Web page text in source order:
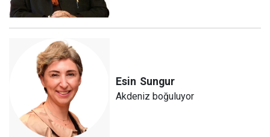
Esin Sungur
Akdeniz boğuluyor